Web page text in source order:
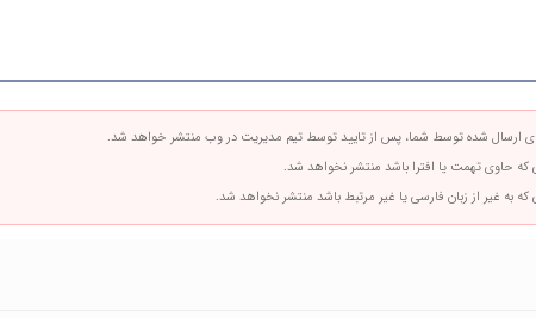
ارسال شده توسط شما، پس از تایید توسط تیم مدیریت در وب منتشر خواهد شد.
که حاوی تهمت یا افترا باشد منتشر نخواهد شد.
که به غیر از زبان فارسی یا غیر مرتبط باشد منتشر نخواهد شد.